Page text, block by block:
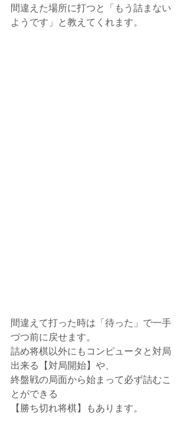
間違えた場所に打つと「もう詰まない
ようです」と教えてくれます。
間違えて打った時は「待った」で一手
づつ前に戻せます。
詰め将棋以外にもコンピュータと対局
出来る【対局開始】や、
終盤戦の局面から始まって必ず詰むこ
とができる
【勝ち切れ将棋】もあります。